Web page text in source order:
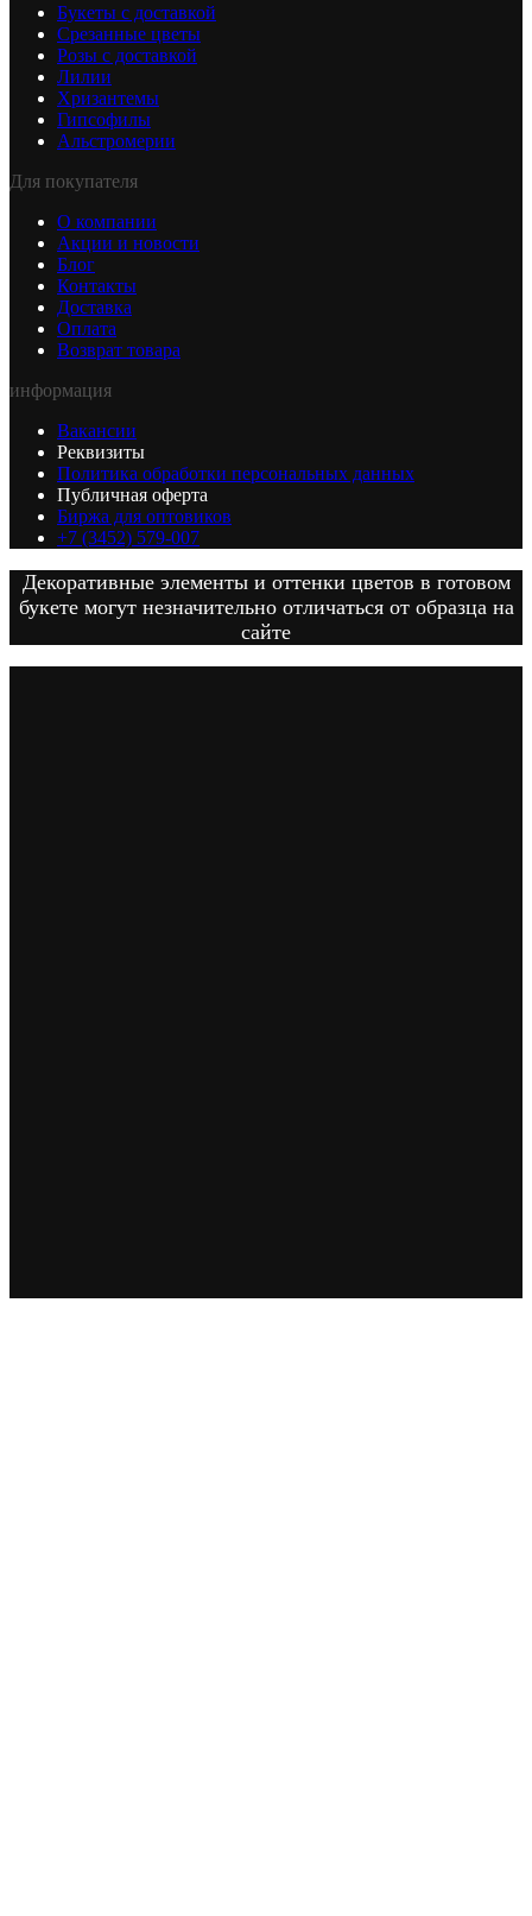
Букеты с доставкой
Срезанные цветы
Розы с доставкой
Лилии
Хризантемы
Гипсофилы
Альстромерии
Для покупателя
О компании
Акции и новости
Блог
Контакты
Доставка
Оплата
Возврат товара
информация
Вакансии
Реквизиты
Политика обработки персональных данных
Публичная оферта
Биржа для оптовиков
+7 (3452) 579-007
Декоративные элементы и оттенки цветов в готовом
букете могут незначительно отличаться от образца на
сайте